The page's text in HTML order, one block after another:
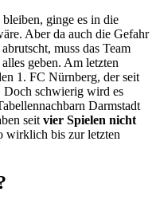
ginge es in die
Aber da auch die Gefahr
muss das Team
geben. Am letzten
1. FC Nürnberg, der seit
Doch schwierig wird es
Darmstadt
seit vier Spielen nicht
wirklich bis zur letzten